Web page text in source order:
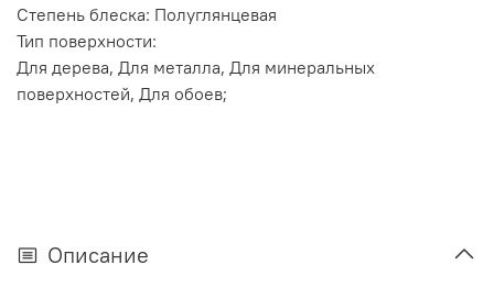
Степень блеска: Полуглянцевая
Тип поверхности:
Для дерева, Для металла, Для минеральных
поверхностей, Для обоев;
Описание